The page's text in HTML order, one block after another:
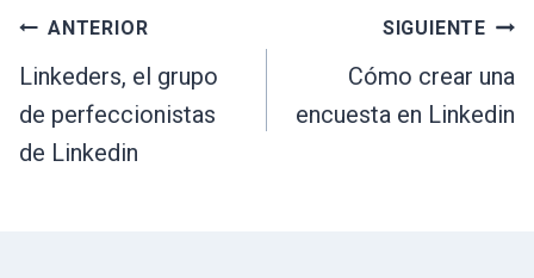
Navegación
de
entradas
ANTERIOR
Linkeders, el grupo
de perfeccionistas
de Linkedin
SIGUIENTE
Cómo crear una
encuesta en Linkedin